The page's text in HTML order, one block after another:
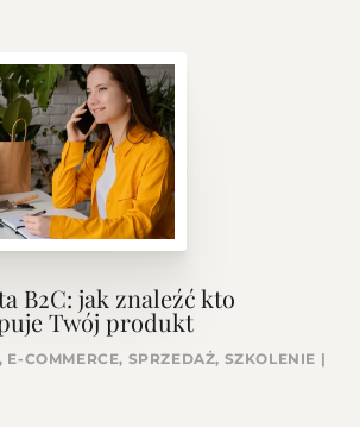
B2C: jak znaleźć kto
Twój produkt
, E-COMMERCE, SPRZEDAŻ, SZKOLENIE |